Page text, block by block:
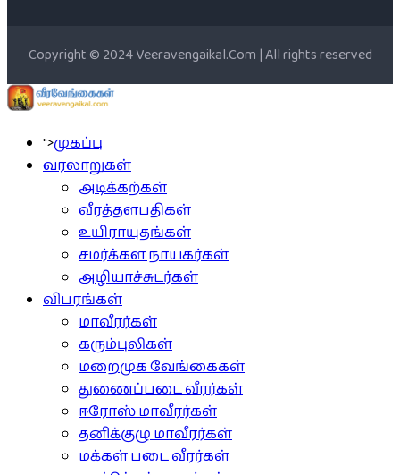
Copyright © 2024 Veeravengaikal.Com | All rights reserved
">முகப்பு
வரலாறுகள்
அடிக்கற்கள்
வீரத்தளபதிகள்
உயிராயுதங்கள்
சமர்க்கள நாயகர்கள்
அழியாச்சுடர்கள்
விபரங்கள்
மாவீரர்கள்
கரும்புலிகள்
மறைமுக வேங்கைகள்
துணைப்படை வீரர்கள்
ஈரோஸ் மாவீரர்கள்
தனிக்குழு மாவீரர்கள்
மக்கள் படை வீரர்கள்